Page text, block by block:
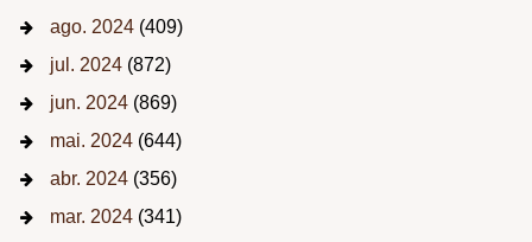
ago. 2024 (409)
jul. 2024 (872)
jun. 2024 (869)
mai. 2024 (644)
abr. 2024 (356)
mar. 2024 (341)